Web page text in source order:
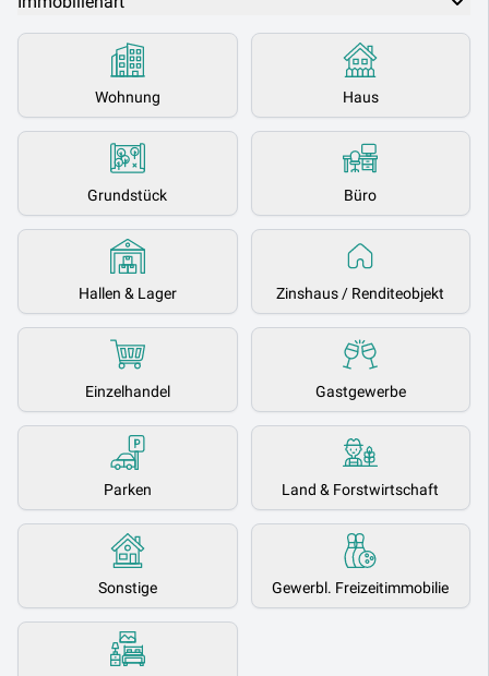
Wohnung Haus
Grundstück Büro
Hallen & Lager Zinshaus / Renditeobjekt
Einzelhandel Gastgewerbe
Parken Land & Forstwirtschaft
Sonstige Gewerbl. Freizeitimmobilie